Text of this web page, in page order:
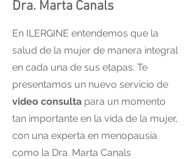
Dra. Marta Canals
En ILERGINE entendemos que la
salud de la mujer de manera integral
en cada una de sus etapas. Te
presentamos un nuevo servicio de
video consulta para un momento
tan importante en la vida de la mujer,
con una experta en menopausia
como la Dra. Marta Canals